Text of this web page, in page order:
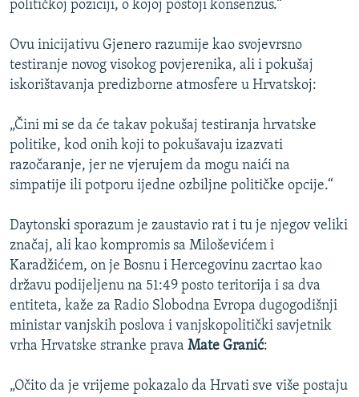
političkoj poziciji, o kojoj postoji konsenzus.“
Ovu inicijativu Gjenero razumije kao svojevrsno
testiranje novog visokog povjerenika, ali i pokušaj
iskorištavanja predizborne atmosfere u Hrvatskoj:
„Čini mi se da će takav pokušaj testiranja hrvatske
politike, kod onih koji to pokušavaju izazvati
razočaranje, jer ne vjerujem da mogu naići na
simpatije ili potporu ijedne ozbiljne političke opcije.“
Daytonski sporazum je zaustavio rat i tu je njegov veliki
značaj, ali kao kompromis sa Miloševićem i
Karadžićem, on je Bosnu i Hercegovinu zacrtao kao
državu podijeljenu na 51:49 posto teritorija i sa dva
entiteta, kaže za Radio Slobodna Evropa dugogodišnji
ministar vanjskih poslova i vanjskopolitički savjetnik
vrha Hrvatske stranke prava Mate Granić:
„Očito da je vrijeme pokazalo da Hrvati sve više postaju